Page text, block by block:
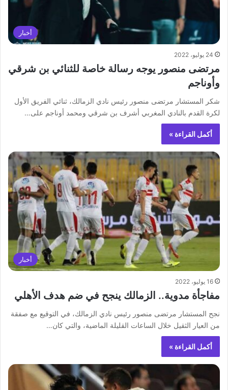
أخبار
24 يوليو، 2022
مرتضى منصور يوجه رسالة خاصة للثنائي بن شرقي
وأوناجم
شكر المستشار مرتضى منصور رئيس نادي الزمالك، ثنائي الفريق الأول
لكرة القدم بالنادي المغربي أشرف بن شرقي ومحمد أوناجم على…
أكمل القراءة »
أخبار
16 يوليو، 2022
مفاجأة مدوية.. الزمالك ينجح في ضم هدف الأهلي
نجح المستشار مرتضى منصور رئيس نادي الزمالك، في التوقيع مع صفقة
من العيار الثقيل خلال الساعات القليلة الماضية، والتي كان…
أكمل القراءة »